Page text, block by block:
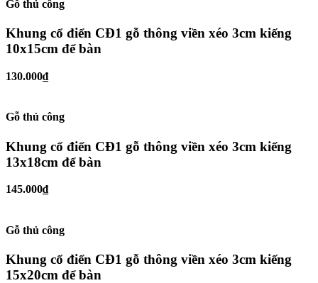
Gỗ thủ công
Khung cổ điển CĐ1 gỗ thông viền xéo 3cm kiếng
10x15cm để bàn
130.000₫
Gỗ thủ công
Khung cổ điển CĐ1 gỗ thông viền xéo 3cm kiếng
13x18cm để bàn
145.000₫
Gỗ thủ công
Khung cổ điển CĐ1 gỗ thông viền xéo 3cm kiếng
15x20cm để bàn